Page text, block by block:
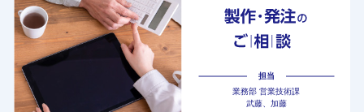
担当
業務部 営業技術課
武藤、加藤